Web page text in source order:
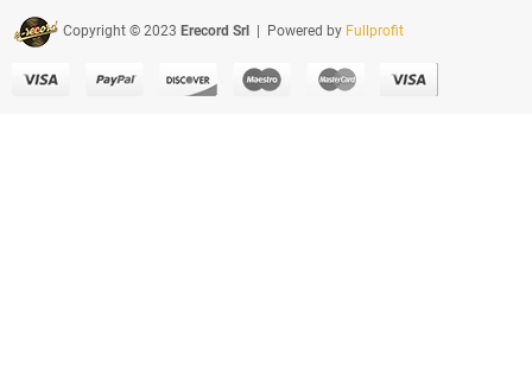
Copyright © 2023 Erecord Srl | Powered by Fullprofit